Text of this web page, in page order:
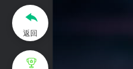
返回